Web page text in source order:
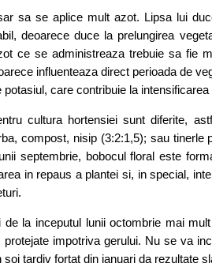
sa se aplice mult azot. Lipsa lui
deoarece duce la prelungirea
ce se administreaza trebuie sa fie
influenteaza direct perioada de
care contribuie la
cultura hortensiei sunt diferite,
compost, nisip (3:2:1,5); sau
septembrie, bobocul floral este
in repaus a plantei si, in special,
la inceputul lunii octombrie mai
impotriva gerului. Nu se va
tardiv fortat din ianuari da rezultate